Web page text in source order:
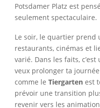
Potsdamer Platz est
seulement spectaculaire.
Le soir, le quartier prend
restaurants, cinémas et
varié. Dans les faits,
veux prolonger ta
comme le Tiergarten est
prévoir une transition
revenir vers les